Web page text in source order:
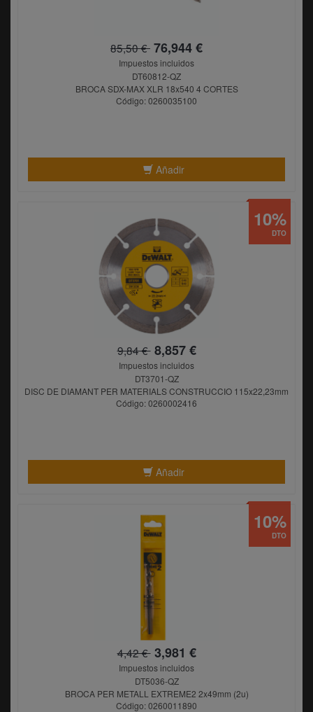
85,50 € 76,944 €
Impuestos incluidos
DT60812-QZ
BROCA SDX-MAX XLR 18x540 4 CORTES
Código: 0260035100
Añadir
9,84 €8,857 €
Impuestos incluidos
DT3701-QZ
DISC DE DIAMANT PER MATERIALS CONSTRUCCIO 115x22,23mm
Código: 0260002416
Añadir
DTO
10%
4,42 €3,981 €
Impuestos incluidos
DT5036-QZ
BROCA PER METALL EXTREME2 2x49mm (2u)
Código: 0260011890
DTO
10%